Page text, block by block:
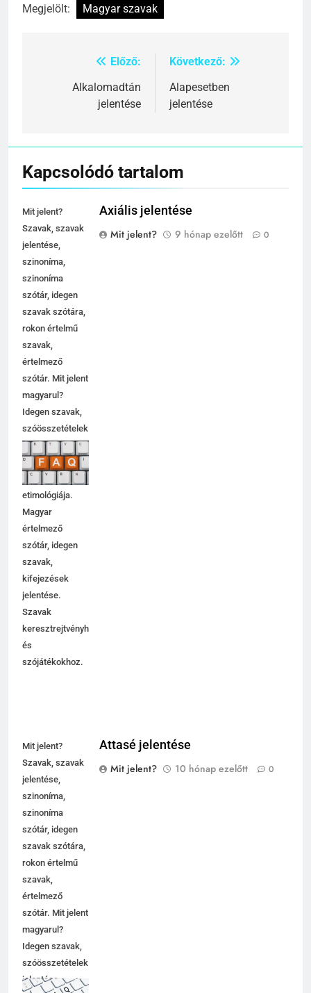
Megjelölt: Magyar szavak
Bejegyzés
navigáció
Előző:
Alkalomadtán
jelentése
Következő:
Alapesetben
jelentése
Kapcsolódó tartalom
Mit jelent?
Szavak, szavak
jelentése,
szinoníma,
szinoníma
szótár, idegen
szavak szótára,
rokon értelmű
szavak,
értelmező
szótár. Mit jelent
magyarul?
Idegen szavak,
szóösszetételek
jelentése,
magyarázata,
használata,
etimológiája.
Magyar
értelmező
szótár, idegen
szavak,
kifejezések
jelentése.
Szavak
keresztrejtvényhez
és
szójátékokhoz.
Axiális jelentése
Mit jelent?
9 hónap ezelőtt 0
Mit jelent?
Szavak, szavak
jelentése,
szinoníma,
szinoníma
szótár, idegen
szavak szótára,
rokon értelmű
szavak,
értelmező
szótár. Mit jelent
magyarul?
Idegen szavak,
szóösszetételek
jelentése,
Attasé jelentése
Mit jelent?
10 hónap ezelőtt 0